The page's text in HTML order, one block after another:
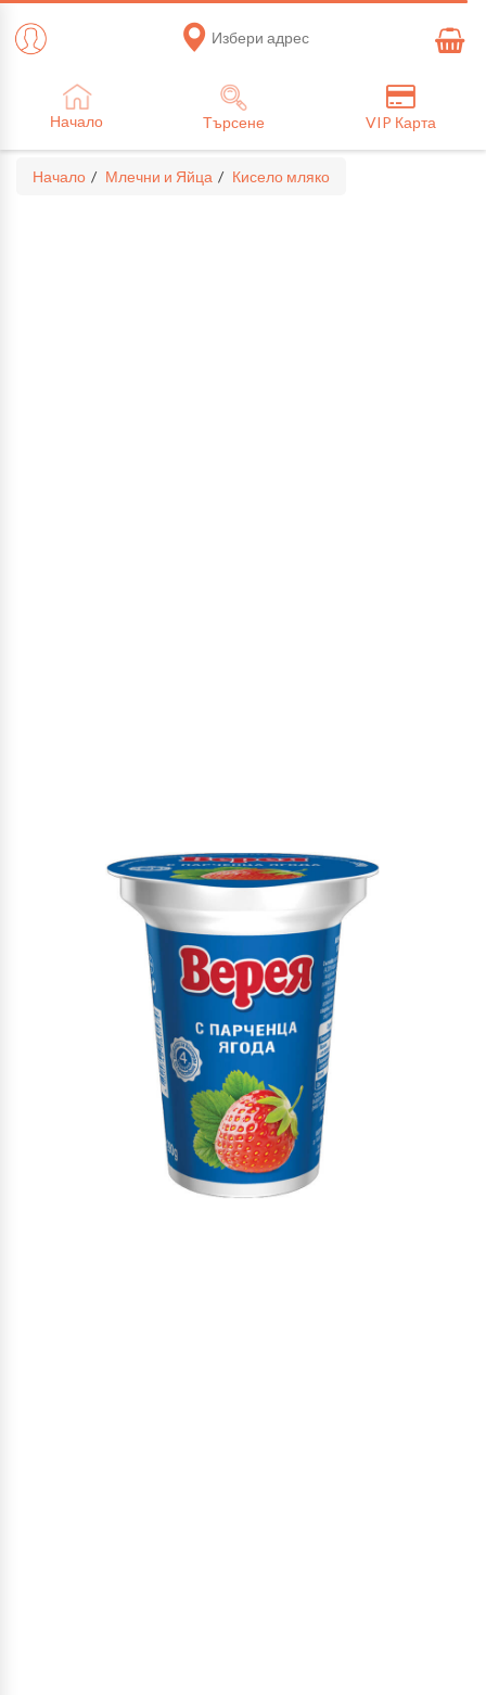
Избери адрес
Начало Търсене VIP Карта
Начало Млечни и Яйца Кисело мляко